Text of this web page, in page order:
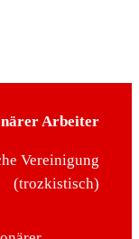
Arbeiter
Vereinigung
(trozkistisch)